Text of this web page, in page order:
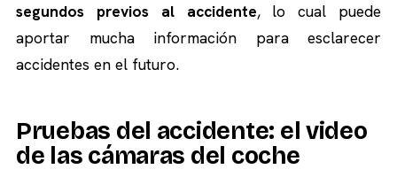
segundos previos al accidente, lo cual puede
aportar mucha información para esclarecer
accidentes en el futuro.
Pruebas del accidente: el video
de las cámaras del coche